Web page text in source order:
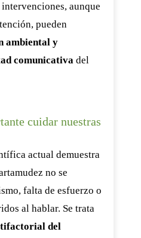
aunque
pueden
ambiental y
comunicativa del
cuidar nuestras
actual demuestra
no se
falta de esfuerzo o
al hablar. Se trata
del